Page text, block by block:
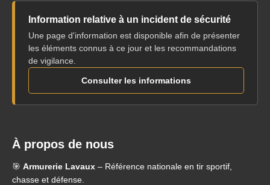
Information relative à un incident de sécurité
Une page d'information est disponible afin de présenter
les éléments connus à ce jour et les recommandations
de vigilance.
Consulter les informations
À propos de nous
🎯 Armurerie Lavaux – Référence nationale en tir sportif,
chasse et défense.